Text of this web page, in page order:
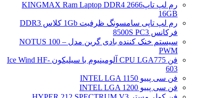
رم لپ تاپ2666 KINGMAX Ram Laptop DDR4
16GB
رم لپ تاپی سامسونگ ظرفیت 1Gb کلاس DDR3
فرکانس 8500S PC3
سیستم خنک کننده بادی گرین مدل NOTUS 100 –
PWM
فن CPU LGA775 آلومینیوم با سیلیکون Ice Wind HF-
603
فن سی پییو INTEL LGA 1150
فن سی پییو INTEL LGA 1200